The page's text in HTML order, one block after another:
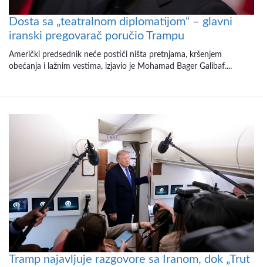
Dosta sa „teatralnom diplomatijom“ – glavni
iranski pregovarač poručio Trampu
Američki predsednik neće postići ništa pretnjama, kršenjem
obećanja i lažnim vestima, izjavio je Mohamad Bager Galibaf....
Tramp najavljuje razgovore sa Iranom, dok „Trut